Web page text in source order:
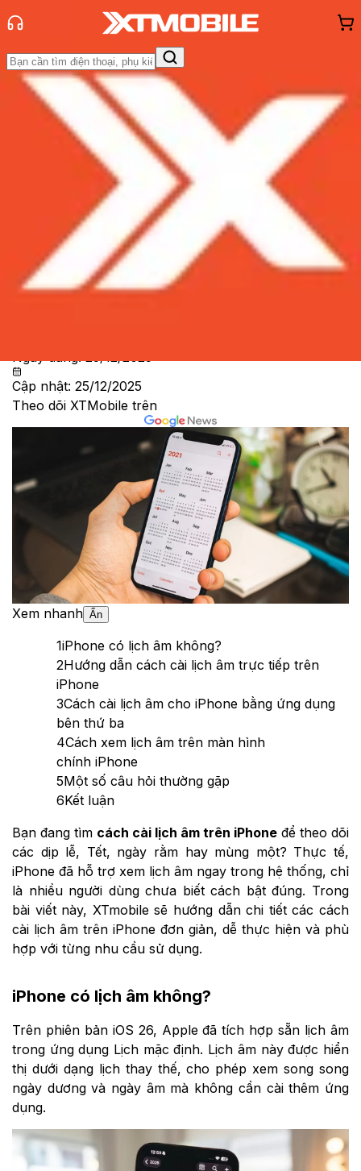
Trang chủ
Tin tức
Thủ thuật
Đánh Giá - Trên TaySo Sánh Tư vấnKhuyến
Hỏi đáp App - Game Thông báo
hàng - Sự kiện
Hướng dẫn cách cài lịch âm trên
iPhone cực đơn giản không cần tải
app!
Ngày đăng:25/12/2025
Cập nhật: 25/12/2025
Theo dõi XTMobile trên
Xem nhanh Ẩn
1iPhone có lịch âm không?
2Hướng dẫn cách cài lịch âm trực tiếp trên
iPhone
3Cách cài lịch âm cho iPhone bằng ứng dụng
bên thứ ba
4Cách xem lịch âm trên màn hình
chính iPhone
5Một số câu hỏi thường gặp
6Kết luận
Bạn đang tìm cách cài lịch âm trên iPhone để theo dõi
các dịp lễ, Tết, ngày rằm hay mùng một? Thực tế,
iPhone đã hỗ trợ xem lịch âm ngay trong hệ thống, chỉ
là nhiều người dùng chưa biết cách bật đúng. Trong
bài viết này, XTmobile sẽ hướng dẫn chi tiết các cách
cài lịch âm trên iPhone đơn giản, dễ thực hiện và phù
hợp với từng nhu cầu sử dụng.
iPhone có lịch âm không?
Trên phiên bản iOS 26, Apple đã tích hợp sẵn lịch âm
trong ứng dụng Lịch mặc định. Lịch âm này được hiển
thị dưới dạng lịch thay thế, cho phép xem song song
ngày dương và ngày âm mà không cần cài thêm ứng
dụng.